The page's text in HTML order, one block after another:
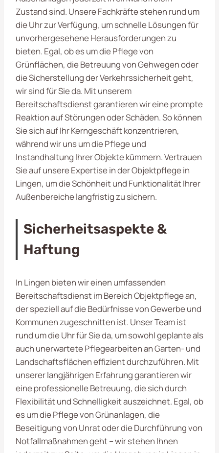
Zustand sind. Unsere Fachkräfte stehen rund um
die Uhr zur Verfügung, um schnelle Lösungen für
unvorhergesehene Herausforderungen zu
bieten. Egal, ob es um die Pflege von
Grünflächen, die Betreuung von Gehwegen oder
die Sicherstellung der Verkehrssicherheit geht,
wir sind für Sie da. Mit unserem
Bereitschaftsdienst garantieren wir eine prompte
Reaktion auf Störungen oder Schäden. So können
Sie sich auf Ihr Kerngeschäft konzentrieren,
während wir uns um die Pflege und
Instandhaltung Ihrer Objekte kümmern. Vertrauen
Sie auf unsere Expertise in der Objektpflege in
Lingen, um die Schönheit und Funktionalität Ihrer
Außenbereiche langfristig zu sichern.
Sicherheitsaspekte &
Haftung
In Lingen bieten wir einen umfassenden
Bereitschaftsdienst im Bereich Objektpflege an,
der speziell auf die Bedürfnisse von Gewerbe und
Kommunen zugeschnitten ist. Unser Team ist
rund um die Uhr für Sie da, um sowohl geplante als
auch unerwartete Pflegearbeiten an Garten- und
Landschaftsflächen effizient durchzuführen. Mit
unserer langjährigen Erfahrung garantieren wir
eine professionelle Betreuung, die sich durch
Flexibilität und Schnelligkeit auszeichnet. Egal, ob
es um die Pflege von Grünanlagen, die
Beseitigung von Unrat oder die Durchführung von
Notfallmaßnahmen geht – wir stehen Ihnen